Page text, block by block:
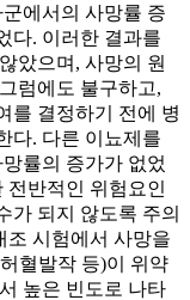
에서의 사망률 증
다. 이러한 결과를
았으며, 사망의 원
럼에도 불구하고,
를 결정하기 전에 병
다. 다른 이뇨제를
률의 증가가 없었
전반적인 위험요인
가 되지 않도록 주의
조 시험에서 사망을
혈발작 등)이 위약
높은 빈도로 나타